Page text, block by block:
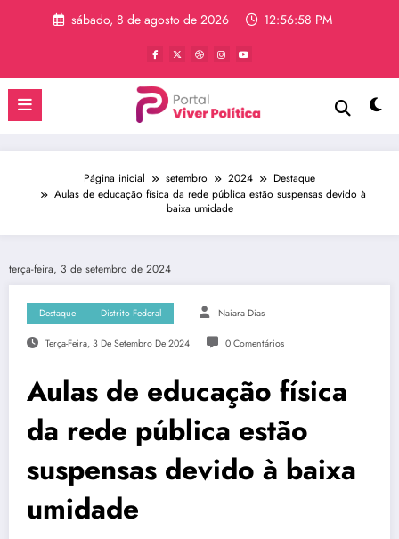
sábado, 8 de agosto de 2026 12:56:58 PM
Página inicial setembro 2024
Destaque
Aulas de educação física da rede pública estão suspensas devido à
baixa umidade
terça-feira, 3 de setembro de 2024
Destaque Distrito Federal Naiara Dias
Terça-Feira, 3 De Setembro De 2024 0 Comentários
Aulas de educação física
da rede pública estão
suspensas devido à baixa
umidade